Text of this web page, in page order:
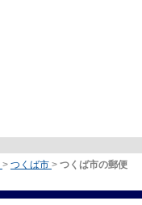
> つくば市 > つくば市の郵便